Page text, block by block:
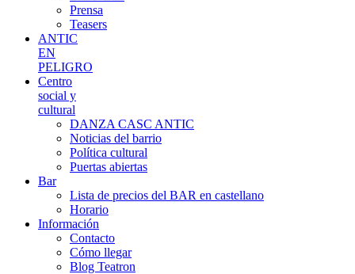
Prensa
Teasers
ANTIC
EN
PELIGRO
Centro
social y
cultural
DANZA CASC ANTIC
Noticias del barrio
Política cultural
Puertas abiertas
Bar
Lista de precios del BAR en castellano
Horario
Información
Contacto
Cómo llegar
Blog Teatron